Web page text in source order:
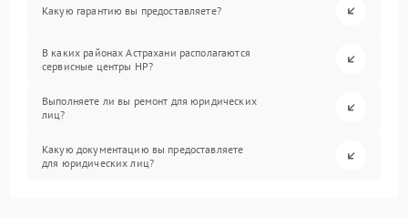
Какую гарантию вы предоставляете?
В каких районах Астрахани располагаются
сервисные центры HP?
Выполняете ли вы ремонт для юридических
лиц?
Какую документацию вы предоставляете
для юридических лиц?